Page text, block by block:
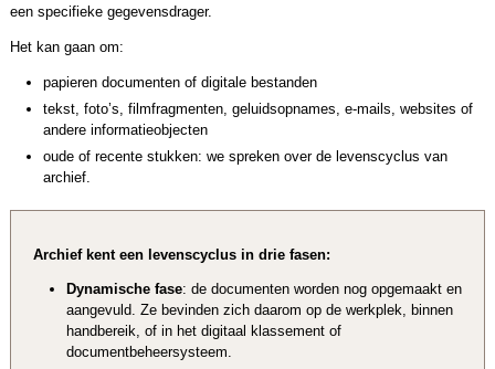
een specifieke gegevensdrager.
Het kan gaan om:
papieren documenten of digitale bestanden
tekst, foto’s, filmfragmenten, geluidsopnames, e-mails, websites of
andere informatieobjecten
oude of recente stukken: we spreken over de levenscyclus van
archief.
Archief kent een levenscyclus in drie fasen:
Dynamische fase: de documenten worden nog opgemaakt en
aangevuld. Ze bevinden zich daarom op de werkplek, binnen
handbereik, of in het digitaal klassement of
documentbeheersysteem.